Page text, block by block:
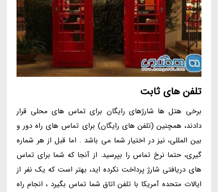
تلفن های ثابت
برخی هتل ها شارژهای رایگان برای تماس های محلی قرار
دادند، همچنین (تلفن های رایگان) برای تماس های راه دور و
بین المللی، نیز در اختیار شما می باشد . اما قبل از هر شماره
گیری، حتما نرخ تماس را بپرسید. از آنجا که شما برای تماس
های دریافتی شارژ پرداخت نکرده اید، بهتر است که یک نفر از
ایالات متحده آمریکا با تلفن اتاق شما تماس بگیرد ، انجام راه